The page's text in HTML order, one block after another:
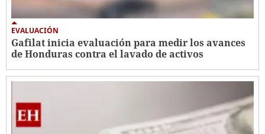
EVALUACIÓN
Gafilat inicia evaluación para medir los avances
de Honduras contra el lavado de activos